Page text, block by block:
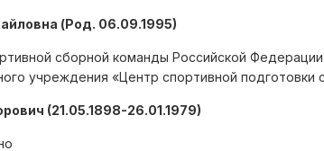
(Род. 06.09.1995)
сборной команды Российской
учреждения «Центр спортивной подготовки
(21.05.1898-26.01.1979)